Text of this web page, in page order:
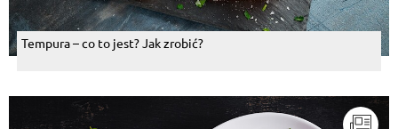
Tempura – co to jest? Jak zrobić?